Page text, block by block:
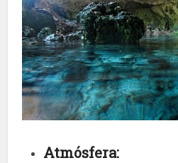
Atmósfera: